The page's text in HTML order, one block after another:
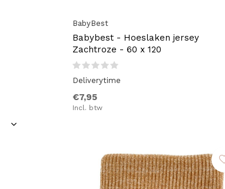
BabyBest
Babybest - Hoeslaken jersey
Zachtroze - 60 x 120
Deliverytime
€7,95
Incl. btw